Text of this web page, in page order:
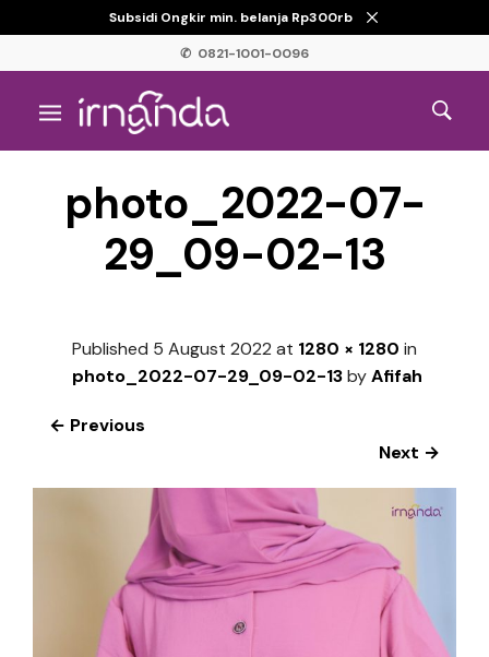
Subsidi Ongkir min. belanja Rp300rb
✆ 0821-1001-0096
photo_2022-07-
29_09-02-13
Published 5 August 2022 at 1280 × 1280 in
photo_2022-07-29_09-02-13byAfifah
← Previous
Next →